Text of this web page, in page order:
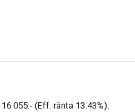
16 055:- (Eff. ränta 13.43%).